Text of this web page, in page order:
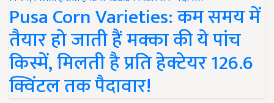
Pusa Corn Varieties: कम समय में
तैयार हो जाती हैं मक्का की ये पांच
किस्में, मिलती है प्रति हेक्टेयर 126.6
क्विंटल तक पैदावार!